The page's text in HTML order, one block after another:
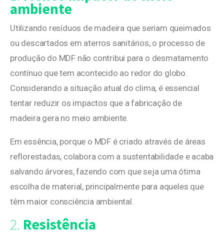
ambiente
Utilizando resíduos de madeira que seriam queimados
ou descartados em aterros sanitários, o processo de
produção do MDF não contribui para o desmatamento
contínuo que tem acontecido ao redor do globo.
Considerando a situação atual do clima, é essencial
tentar reduzir os impactos que a fabricação de
madeira gera no meio ambiente.
Em essência, porque o MDF é criado através de áreas
reflorestadas, colabora com a sustentabilidade e acaba
salvando árvores, fazendo com que seja uma ótima
escolha de material, principalmente para aqueles que
têm maior consciência ambiental.
2. Resistência